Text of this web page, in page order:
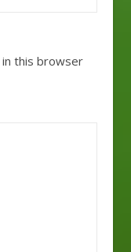
in this browser